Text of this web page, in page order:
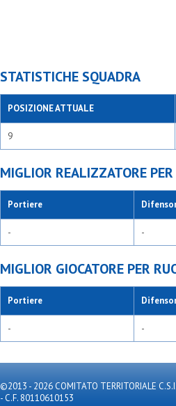
STATISTICHE SQUADRA
POSIZIONE ATTUALE
9
MIGLIOR REALIZZATORE
Portiere
- -
MIGLIOR GIOCATORE PER
Portiere
- -
©2013 - 2026 COMITATO TERRITORIALE
- C.F. 80110610153